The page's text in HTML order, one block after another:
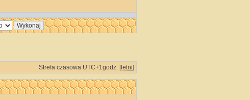
Strefa czasowa UTC+1godz. [letni]